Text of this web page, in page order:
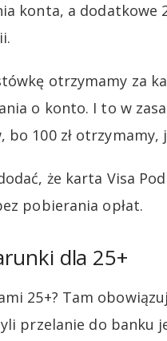
konta, a dodatkowe
otrzymamy za
o konto. I to w
bo 100 zł otrzymamy,
że karta Visa
pobierania opłat.
dla 25+
25+? Tam
przelanie do banku